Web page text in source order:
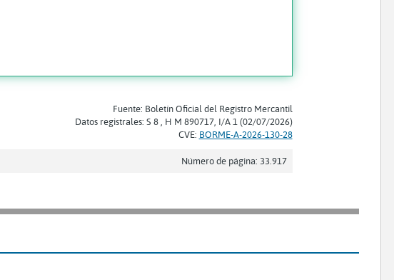
Fuente: Boletín Oficial del Registro Mercantil
Datos registrales: S 8 , H M 890717, I/A 1 (02/07/2026)
CVE: BORME-A-2026-130-28
Número de página: 33.917